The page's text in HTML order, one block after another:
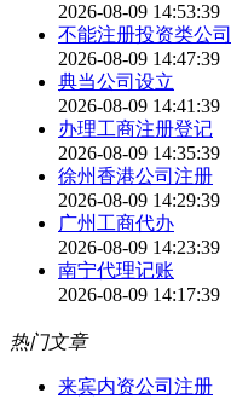
2026-08-09 14:53:39
不能注册投资类公司
2026-08-09 14:47:39
典当公司设立
2026-08-09 14:41:39
办理工商注册登记
2026-08-09 14:35:39
徐州香港公司注册
2026-08-09 14:29:39
广州工商代办
2026-08-09 14:23:39
南宁代理记账
2026-08-09 14:17:39
热门文章
来宾内资公司注册